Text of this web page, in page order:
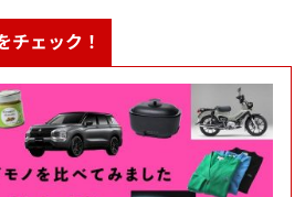
チェック！